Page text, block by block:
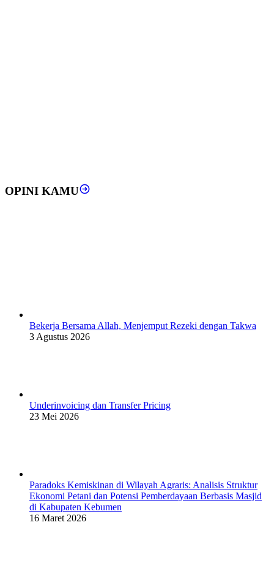
OPINI KAMU
Bekerja Bersama Allah, Menjemput Rezeki dengan Takwa
3 Agustus 2026
Underinvoicing dan Transfer Pricing
23 Mei 2026
Paradoks Kemiskinan di Wilayah Agraris: Analisis Struktur
Ekonomi Petani dan Potensi Pemberdayaan Berbasis Masjid
di Kabupaten Kebumen
16 Maret 2026